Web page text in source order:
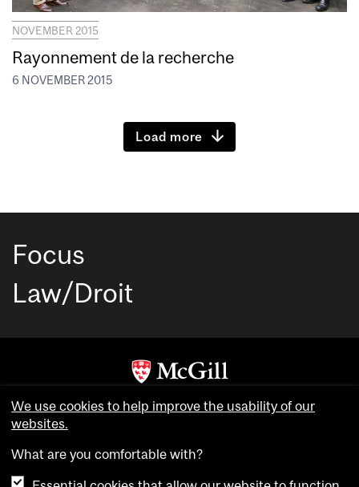
NOVEMBER 2015
Rayonnement de la recherche
6 NOVEMBER 2015
Load more
Focus
Law/Droit
Copyright © McGill University. All rights reserved.
We use cookies to help improve the usability of our
websites.
What are you comfortable with?